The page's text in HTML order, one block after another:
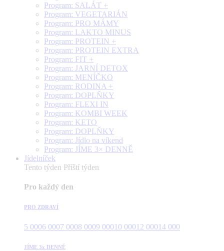
Program: SALÁT +
Program: VEGETARIÁN
Program: PRO MÁMY
Program: LAKTO MINUS
Program: PROTEIN +
Program: PROTEIN EXTRA
Program: FIT +
Program: JARNÍ DETOX
Program: MENÍČKO
Program: RODINA +
Program: DOPLŇKY
Program: FLEXI IN
Program: KOMBI WEEK
Program: KETO
Program: DOPLŇKY
Program: Jídlo na víkend
Program: JÍME 3× DENNĚ
Jídelníček
Tento týden Příští týden
Pro každý den
PRO ZDRAVÍ
5 0006 0007 0008 0009 00010 00012 00014 000
JÍME 3x DENNĚ